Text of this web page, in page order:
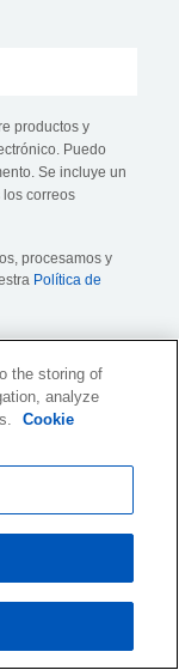
productos y
Puedo
Se incluye un
correos
procesamos y
Política de
1, edif. 4, 1ª
the storing of
analyze
Cookie